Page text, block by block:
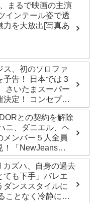
まるで映画の主演
インテール姿で透
力を大放出[写真あ
ス、初のソロファ
予告！ 日本では３
さいたまスーパー
決定！ コンセプト
！？ 14日には新ア
』もリリース
との契約を解除
ニ、ダニエル、ヘ
メンバー５人全員
！「NewJeans
微笑みの宣言！
年まで契約有効と
カズハ、自身の過去
ても下手」バレエ
ダンススタイルに
ことなく冷静に努